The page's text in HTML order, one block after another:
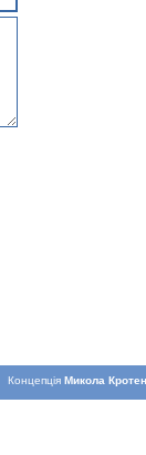
Концепцiя Микола